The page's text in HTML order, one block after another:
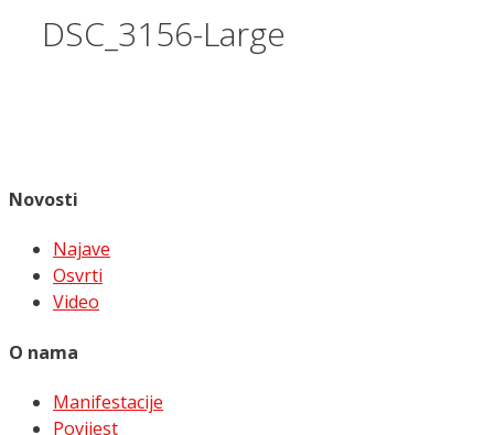
DSC_3156-Large
Novosti
Najave
Osvrti
Video
O nama
Manifestacije
Povijest